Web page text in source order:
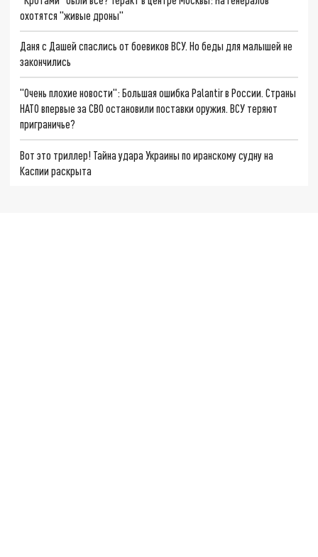
охотятся "живые дроны"
Даня с Дашей спаслись от боевиков ВСУ. Но беды для малышей не
закончились
"Очень плохие новости": Большая ошибка Palantir в России. Страны
НАТО впервые за СВО остановили поставки оружия. ВСУ теряют
приграничье?
Вот это триллер! Тайна удара Украины по иранскому судну на
Каспии раскрыта